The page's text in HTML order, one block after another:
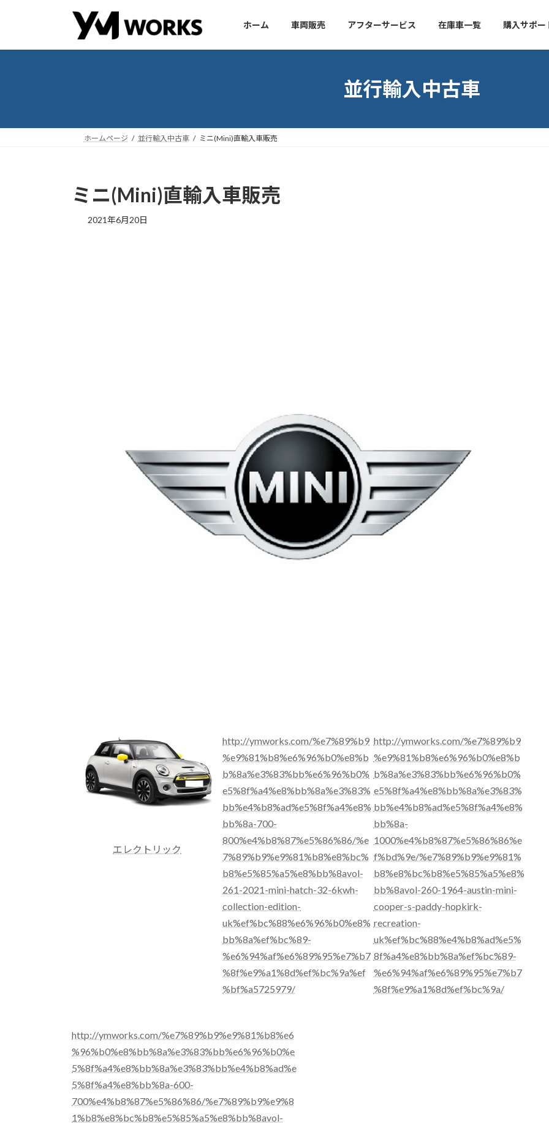
ン
ー
ホーム 車両販売 アフターサービス 在庫車一覧 購入サポー
並行輸入中古車
ホームページ 並行輸入中古車 ミニ(Mini)直輸入車販売
ミニ(Mini)直輸入車販売
2021年6月20日
エレクトリック
http://ymworks.com/%e7%89%b9
%e9%81%b8%e6%96%b0%e8%b
b%8a%e3%83%bb%e6%96%b0%
e5%8f%a4%e8%bb%8a%e3%83%
bb%e4%b8%ad%e5%8f%a4%e8%
bb%8a-700-
800%e4%b8%87%e5%86%86/%e
7%89%b9%e9%81%b8%e8%bc%
b8%e5%85%a5%e8%bb%8avol-
261-2021-mini-hatch-32-6kwh-
collection-edition-
uk%ef%bc%88%e6%96%b0%e8%
bb%8a%ef%bc%89-
%e6%94%af%e6%89%95%e7%b7
%8f%e9%a1%8d%ef%bc%9a%ef
%bf%a5725979/
http://ymworks.com/%e7%89%b9
%e9%81%b8%e6%96%b0%e8%b
b%8a%e3%83%bb%e6%96%b0%
e5%8f%a4%e8%bb%8a%e3%83%
bb%e4%b8%ad%e5%8f%a4%e8%
bb%8a-
1000%e4%b8%87%e5%86%86%e
f%bd%9e/%e7%89%b9%e9%81%
b8%e8%bc%b8%e5%85%a5%e8%
bb%8avol-260-1964-austin-mini-
cooper-s-paddy-hopkirk-
recreation-
uk%ef%bc%88%e4%b8%ad%e5%
8f%a4%e8%bb%8a%ef%bc%89-
%e6%94%af%e6%89%95%e7%b7
%8f%e9%a1%8d%ef%bc%9a/
http://ymworks.com/%e7%89%b9%e9%81%b8%e6
%96%b0%e8%bb%8a%e3%83%bb%e6%96%b0%e
5%8f%a4%e8%bb%8a%e3%83%bb%e4%b8%ad%e
5%8f%a4%e8%bb%8a-600-
700%e4%b8%87%e5%86%86/%e7%89%b9%e9%8
1%b8%e8%bc%b8%e5%85%a5%e8%bb%8avol-